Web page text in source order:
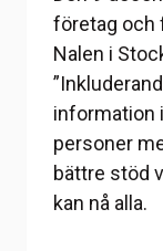
företag och
Nalen i
information
personer
bättre stöd
kan nå alla.